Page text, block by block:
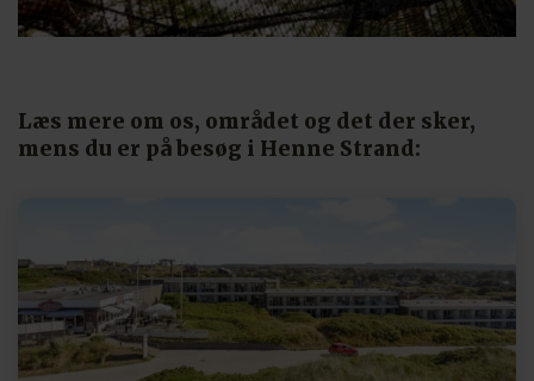
Læs mere om os, området og det der sker,
mens du er på besøg i Henne Strand: